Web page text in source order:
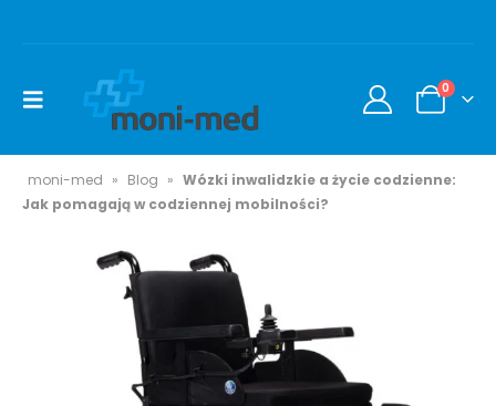
0
moni-med » Blog » Wózki inwalidzkie a życie codzienne:
Jak pomagają w codziennej mobilności?